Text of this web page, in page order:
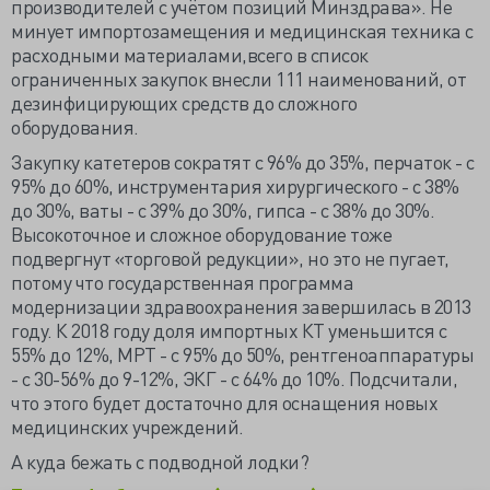
производителей с учётом позиций Минздрава». Не
минует импортозамещения и медицинская техника с
расходными материалами,всего в список
ограниченных закупок внесли 111 наименований, от
дезинфицирующих средств до сложного
оборудования.
Закупку катетеров сократят с 96% до 35%, перчаток - с
95% до 60%, инструментария хирургического - с 38%
до 30%, ваты - с 39% до 30%, гипса - с 38% до 30%.
Высокоточное и сложное оборудование тоже
подвергнут «торговой редукции», но это не пугает,
потому что государственная программа
модернизации здравоохранения завершилась в 2013
году. К 2018 году доля импортных КТ уменьшится с
55% до 12%, МРТ - с 95% до 50%, рентгеноаппаратуры
- с 30-56% до 9-12%, ЭКГ - с 64% до 10%. Подсчитали,
что этого будет достаточно для оснащения новых
медицинских учреждений.
А куда бежать с подводной лодки?